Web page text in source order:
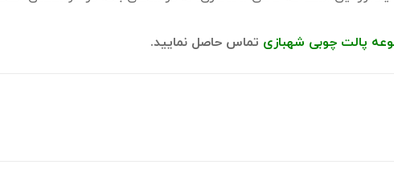
پالت چوبی شهبازی تماس حاصل نمایید.